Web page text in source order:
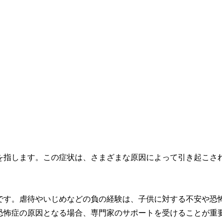
します。この症状は、さまざまな原因によって引き起こさ
。虐待やいじめなどの負の経験は、子供に対する不安や恐
症の原因となる場合、専門家のサポートを受けることが重